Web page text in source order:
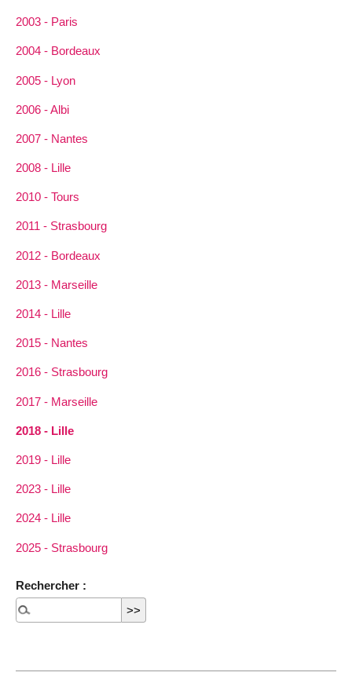
2003 - Paris
2004 - Bordeaux
2005 - Lyon
2006 - Albi
2007 - Nantes
2008 - Lille
2010 - Tours
2011 - Strasbourg
2012 - Bordeaux
2013 - Marseille
2014 - Lille
2015 - Nantes
2016 - Strasbourg
2017 - Marseille
2018 - Lille
2019 - Lille
2023 - Lille
2024 - Lille
2025 - Strasbourg
Rechercher :